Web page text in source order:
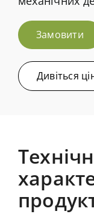
Замовити
Дивіться